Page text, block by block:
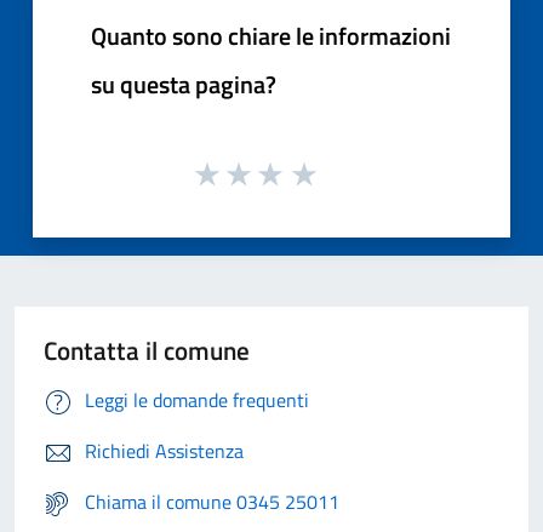
Quanto sono chiare le informazioni
su questa pagina?
Contatta il comune
Leggi le domande frequenti
Richiedi Assistenza
Chiama il comune 0345 25011